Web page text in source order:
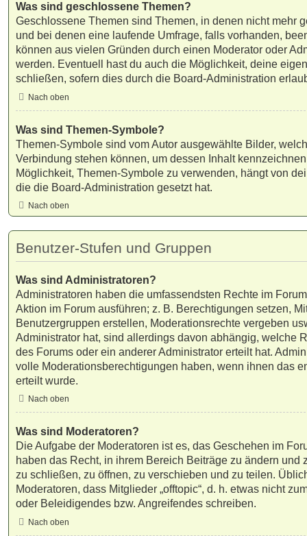
Was sind geschlossene Themen?
Geschlossene Themen sind Themen, in denen nicht mehr
und bei denen eine laufende Umfrage, falls vorhanden,
können aus vielen Gründen durch einen Moderator oder
werden. Eventuell hast du auch die Möglichkeit, deine
schließen, sofern dies durch die Board-Administration
Nach oben
Was sind Themen-Symbole?
Themen-Symbole sind vom Autor ausgewählte Bilder,
Verbindung stehen können, um dessen Inhalt
Möglichkeit, Themen-Symbole zu verwenden, hängt von
die die Board-Administration gesetzt hat.
Nach oben
Benutzer-Stufen und Gruppen
Was sind Administratoren?
Administratoren haben die umfassendsten Rechte im
Aktion im Forum ausführen; z. B. Berechtigungen setzen,
Benutzergruppen erstellen, Moderationsrechte vergeben
Administrator hat, sind allerdings davon abhängig, welche
des Forums oder ein anderer Administrator erteilt hat.
volle Moderationsberechtigungen haben, wenn ihnen das
erteilt wurde.
Nach oben
Was sind Moderatoren?
Die Aufgabe der Moderatoren ist es, das Geschehen im
haben das Recht, in ihrem Bereich Beiträge zu ändern und
zu schließen, zu öffnen, zu verschieben und zu teilen.
Moderatoren, dass Mitglieder „offtopic“, d. h. etwas nicht
oder Beleidigendes bzw. Angreifendes schreiben.
Nach oben